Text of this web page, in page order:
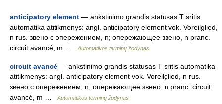
anticipatory element — ankstinimo grandis statusas T sritis
automatika atitikmenys: angl. anticipatory element vok. Voreilglied,
n rus. звено с опережением, n; опережающее звено, n pranc.
circuit avancé, m …
Automatikos terminų žodynas
circuit avancé — ankstinimo grandis statusas T sritis automatika
atitikmenys: angl. anticipatory element vok. Voreilglied, n rus.
звено с опережением, n; опережающее звено, n pranc. circuit
avancé, m …
Automatikos terminų žodynas